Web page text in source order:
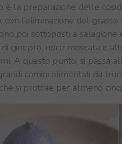
è la preparazione delle
con l’eliminazione del
poi sottoposti a
ginepro, noce moscata e
A questo punto, si passa
camini alimentati da
si protrae per almeno